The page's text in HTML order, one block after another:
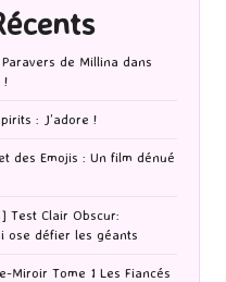
de Millina dans
!
: J’adore !
des Emojis : Un film dénué
Test Clair Obscur:
ose défier les géants
Miroir Tome 1 Les Fiancés